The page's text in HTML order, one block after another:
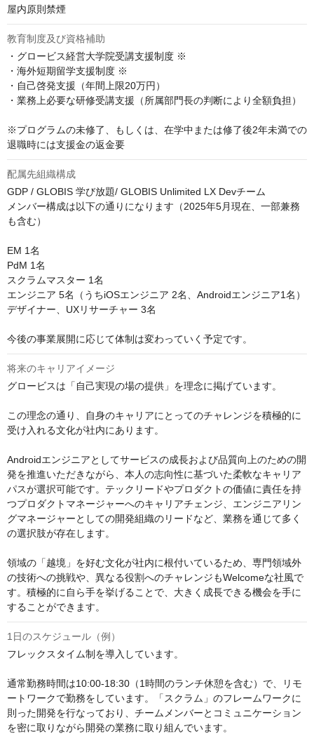
屋内原則禁煙
教育制度及び資格補助
・グロービス経営大学院受講支援制度 ※
・海外短期留学支援制度 ※
・自己啓発支援（年間上限20万円）
・業務上必要な研修受講支援（所属部門長の判断により全額負担）
※プログラムの未修了、もしくは、在学中または修了後2年未満での
退職時には支援金の返金要
配属先組織構成
GDP / GLOBIS 学び放題/ GLOBIS Unlimited LX Devチーム
メンバー構成は以下の通りになります（2025年5月現在、一部兼務
も含む）
EM 1名
PdM 1名
スクラムマスター 1名
エンジニア 5名（うちiOSエンジニア 2名、Androidエンジニア1名）
デザイナー、UXリサーチャー 3名
今後の事業展開に応じて体制は変わっていく予定です。
将来のキャリアイメージ
グロービスは「自己実現の場の提供」を理念に掲げています。
この理念の通り、自身のキャリアにとってのチャレンジを積極的に
受け入れる文化が社内にあります。
Androidエンジニアとしてサービスの成長および品質向上のための開
発を推進いただきながら、本人の志向性に基づいた柔軟なキャリア
パスが選択可能です。テックリードやプロダクトの価値に責任を持
つプロダクトマネージャーへのキャリアチェンジ、エンジニアリン
グマネージャーとしての開発組織のリードなど、業務を通じて多く
の選択肢が存在します。
領域の「越境」を好む文化が社内に根付いているため、専門領域外
の技術への挑戦や、異なる役割へのチャレンジもWelcomeな社風で
す。積極的に自ら手を挙げることで、大きく成長できる機会を手に
することができます。
1日のスケジュール（例）
フレックスタイム制を導入しています。
通常勤務時間は10:00-18:30（1時間のランチ休憩を含む）で、リモ
ートワークで勤務をしています。「スクラム」のフレームワークに
則った開発を行なっており、チームメンバーとコミュニケーション
を密に取りながら開発の業務に取り組んでいます。